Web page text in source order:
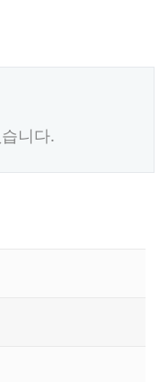
니다.